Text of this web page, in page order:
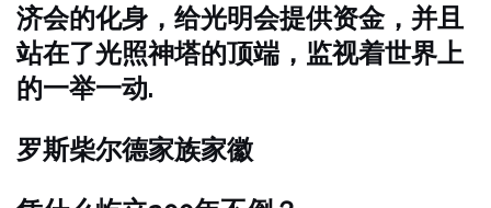
济会的化身，给光明会提供资金，并且
站在了光照神塔的顶端，监视着世界上
的一举一动.
罗斯柴尔德家族家徽